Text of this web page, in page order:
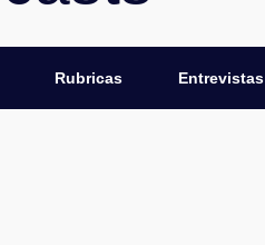
Rubricas Entrevistas